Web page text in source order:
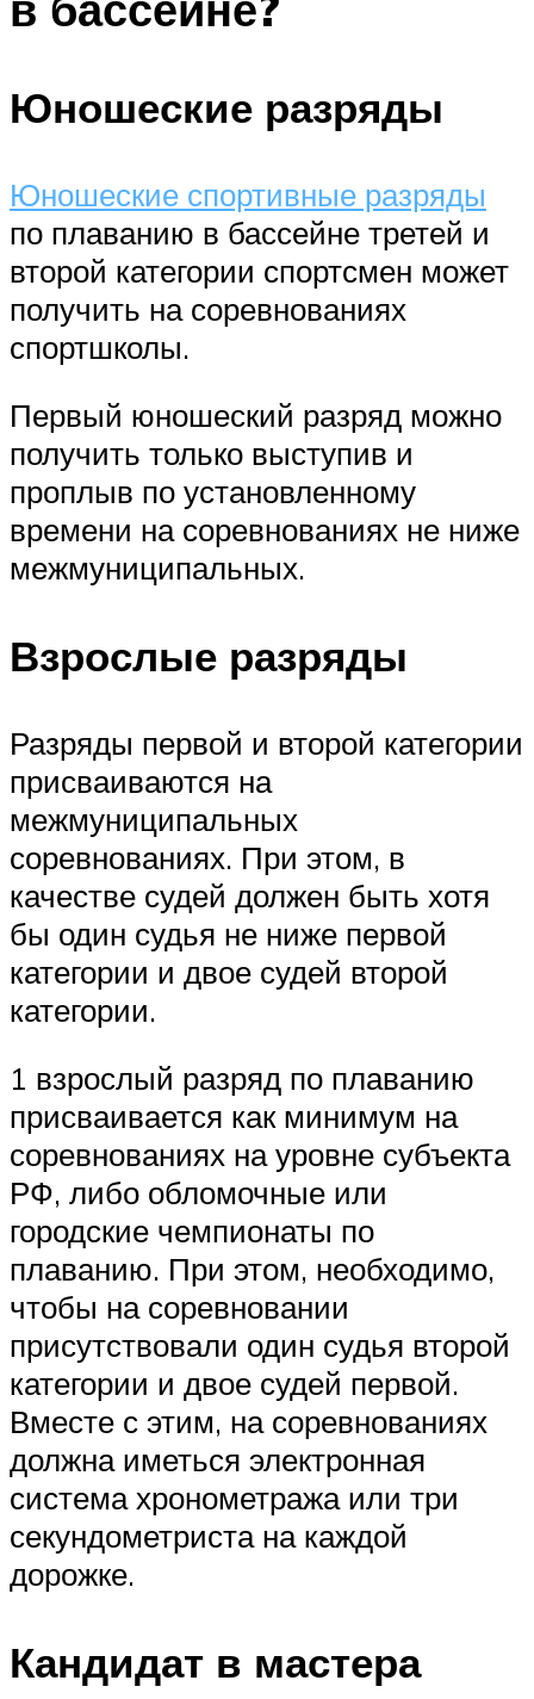
Юношеские разряды
Юношеские спортивные разряды
по плаванию в бассейне третей и
второй категории спортсмен может
получить на соревнованиях
спортшколы.
Первый юношеский разряд можно
получить только выступив и
проплыв по установленному
времени на соревнованиях не ниже
межмуниципальных.
Взрослые разряды
Разряды первой и второй категории
присваиваются на
межмуниципальных
соревнованиях. При этом, в
качестве судей должен быть хотя
бы один судья не ниже первой
категории и двое судей второй
категории.
1 взрослый разряд по плаванию
присваивается как минимум на
соревнованиях на уровне субъекта
РФ, либо обломочные или
городские чемпионаты по
плаванию. При этом, необходимо,
чтобы на соревновании
присутствовали один судья второй
категории и двое судей первой.
Вместе с этим, на соревнованиях
должна иметься электронная
система хронометража или три
секундометриста на каждой
дорожке.
Кандидат в мастера